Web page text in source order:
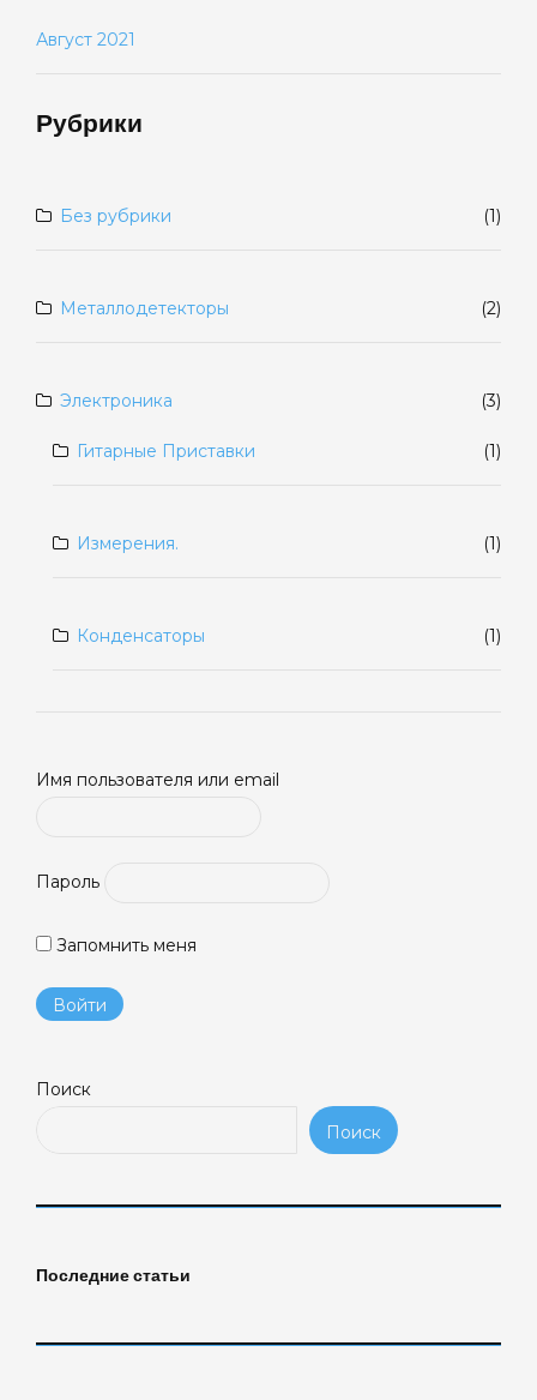
Август 2021
Рубрики
Без рубрики (1)
Металлодетекторы (2)
Электроника (3)
Гитарные Приставки (1)
Измерения. (1)
Конденсаторы (1)
Имя пользователя или email
Пароль
Запомнить меня
Поиск
Поиск
Последние статьи